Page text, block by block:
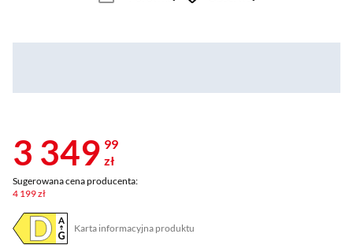
3 349 99
zł
Sugerowana cena producenta:
4 199 zł
Karta informacyjna produktu
Plik w formacie pdf
(otworzy się w nowym oknie)